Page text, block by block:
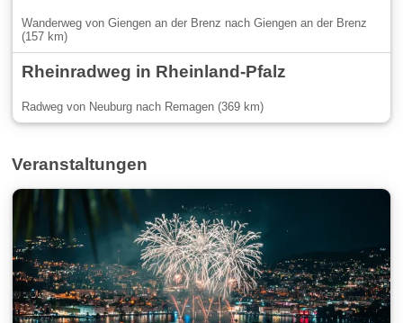
Wanderweg von Giengen an der Brenz nach Giengen an der Brenz
(157 km)
Rheinradweg in Rheinland-Pfalz
Radweg von Neuburg nach Remagen (369 km)
Veranstaltungen